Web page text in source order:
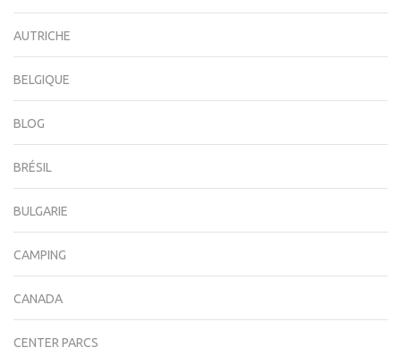
AUTRICHE
BELGIQUE
BLOG
BRÉSIL
BULGARIE
CAMPING
CANADA
CENTER PARCS